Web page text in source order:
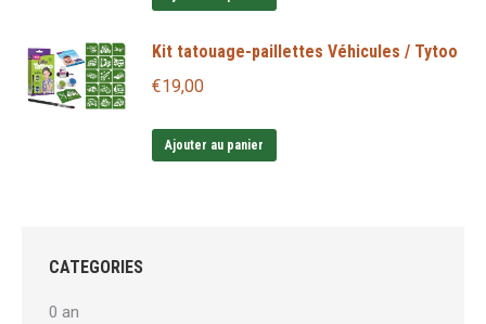
Kit tatouage-paillettes Véhicules / Tytoo
€19,00
Ajouter au panier
CATEGORIES
0 an